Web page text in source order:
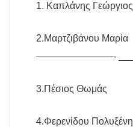
1. Καπλάνης Γεώργιος
2.Μαρτζιβάνου Μαρία
————————-
3.Πέσιος Θωμάς
4.Φερενίδου Πολυξένη